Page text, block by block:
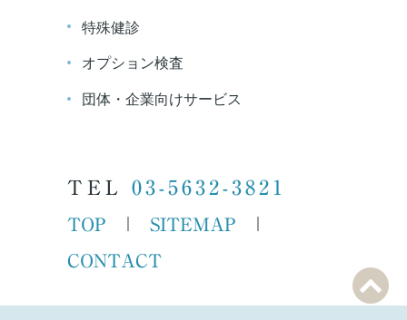
特殊健診
オプション検査
団体・企業向けサービス
TEL 03-5632-3821
TOP SITEMAP
CONTACT